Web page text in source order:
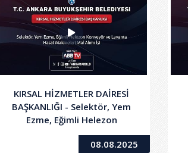
KIRSAL HİZMETLER DAİRESİ
BAŞKANLIĞI - Selektör, Yem
Ezme, Eğimli Helezon
Konveyör ve Lavanta Hasat
Makineleri Mal Alımı İşi
08.08.2025